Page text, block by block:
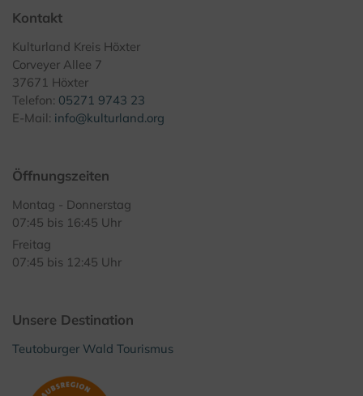
Kontakt
Kulturland Kreis Höxter
Corveyer Allee 7
37671 Höxter
Telefon: 05271 9743 23
E-Mail: info@kulturland.org
Öffnungszeiten
Montag - Donnerstag
07:45 bis 16:45 Uhr
Freitag
07:45 bis 12:45 Uhr
Unsere Destination
Teutoburger Wald Tourismus